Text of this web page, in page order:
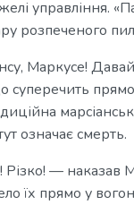
управління.
розпеченого
Маркусе! Давай
суперечить
означає смерть.
— наказав
їх прямо у